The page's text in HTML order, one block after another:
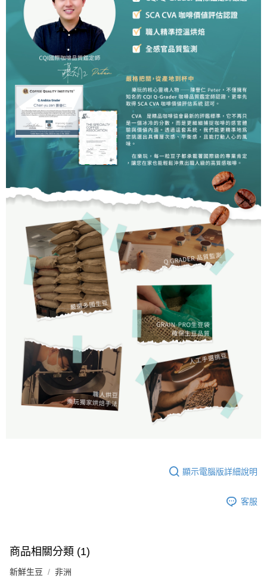
顯示電腦版詳細說明
客服
商品相關分類 (1)
新鮮生豆 非洲